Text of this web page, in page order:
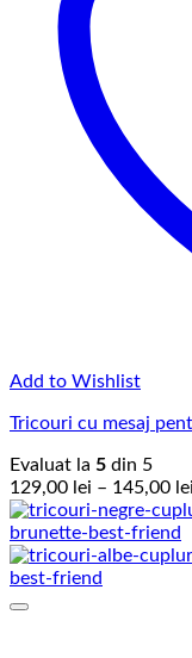
Add to Wishlist
Tricouri cu mesaj
Evaluat la 5 din 5
129,00 lei – 145,00 lei